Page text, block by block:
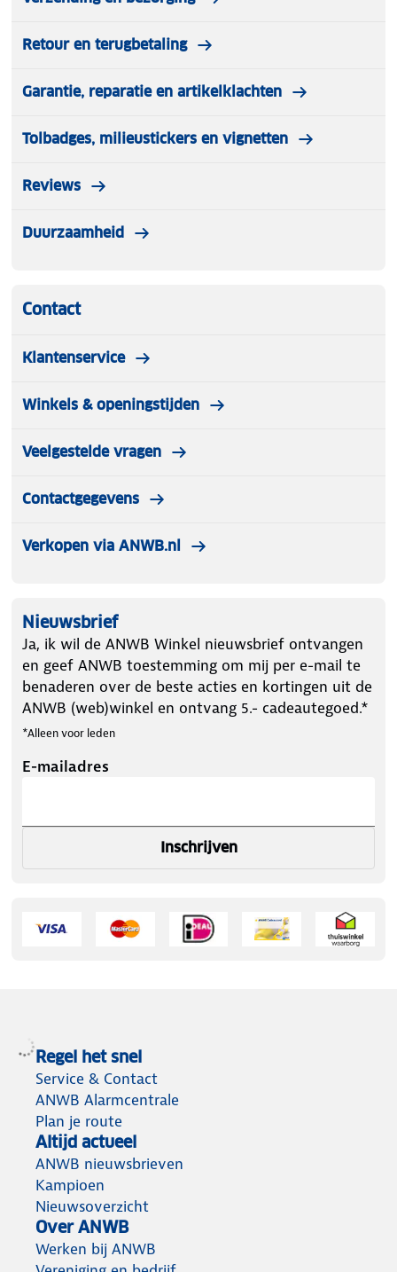
Retour en terugbetaling
Garantie, reparatie en artikelklachten
Tolbadges, milieustickers en vignetten
Reviews
Duurzaamheid
Contact
Klantenservice
Winkels & openingstijden
Veelgestelde vragen
Contactgegevens
Verkopen via ANWB.nl
Nieuwsbrief
Ja, ik wil de ANWB Winkel nieuwsbrief ontvangen
en geef ANWB toestemming om mij per e-mail te
benaderen over de beste acties en kortingen uit de
ANWB (web)winkel en ontvang 5.- cadeautegoed.*
*Alleen voor leden
E-mailadres
Inschrijven
Regel het snel
Service & Contact
ANWB Alarmcentrale
Plan je route
Altijd actueel
ANWB nieuwsbrieven
Kampioen
Nieuwsoverzicht
Over ANWB
Werken bij ANWB